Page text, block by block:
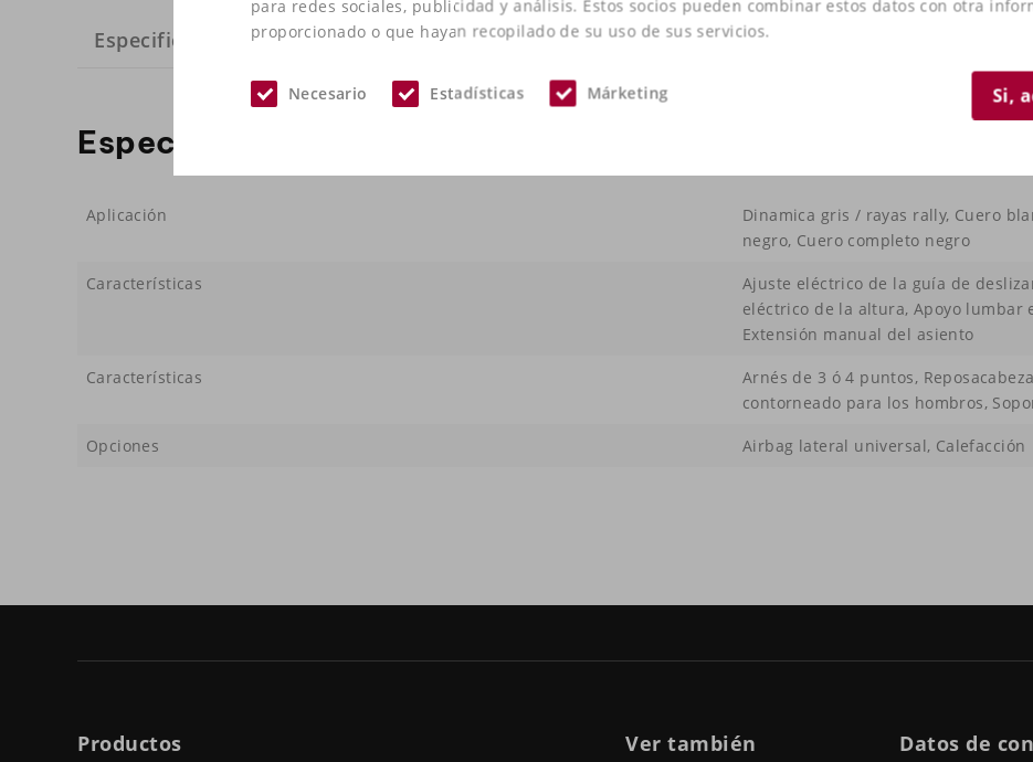
para redes sociales, publicidad y análisis. Estos socios pueden combinar estos datos con otra
proporcionado o que hayan recopilado de su uso de sus servicios.
Necesario Estadísticas Márketing Si,
Especificaciones
Especificaciones
Aplicación
Dinamica gris / rayas rally, Cuero
negro, Cuero completo negro
Características
Ajuste eléctrico de la guía de
eléctrico de la altura, Apoyo lumbar
Extensión manual del asiento
Características
Arnés de 3 ó 4 puntos,
contorneado para los hombros,
Opciones Airbag lateral universal, Calefacción
Productos Ver también Datos de